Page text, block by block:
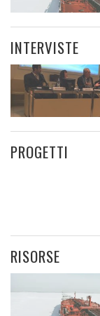
INTERVISTE
PROGETTI
RISORSE